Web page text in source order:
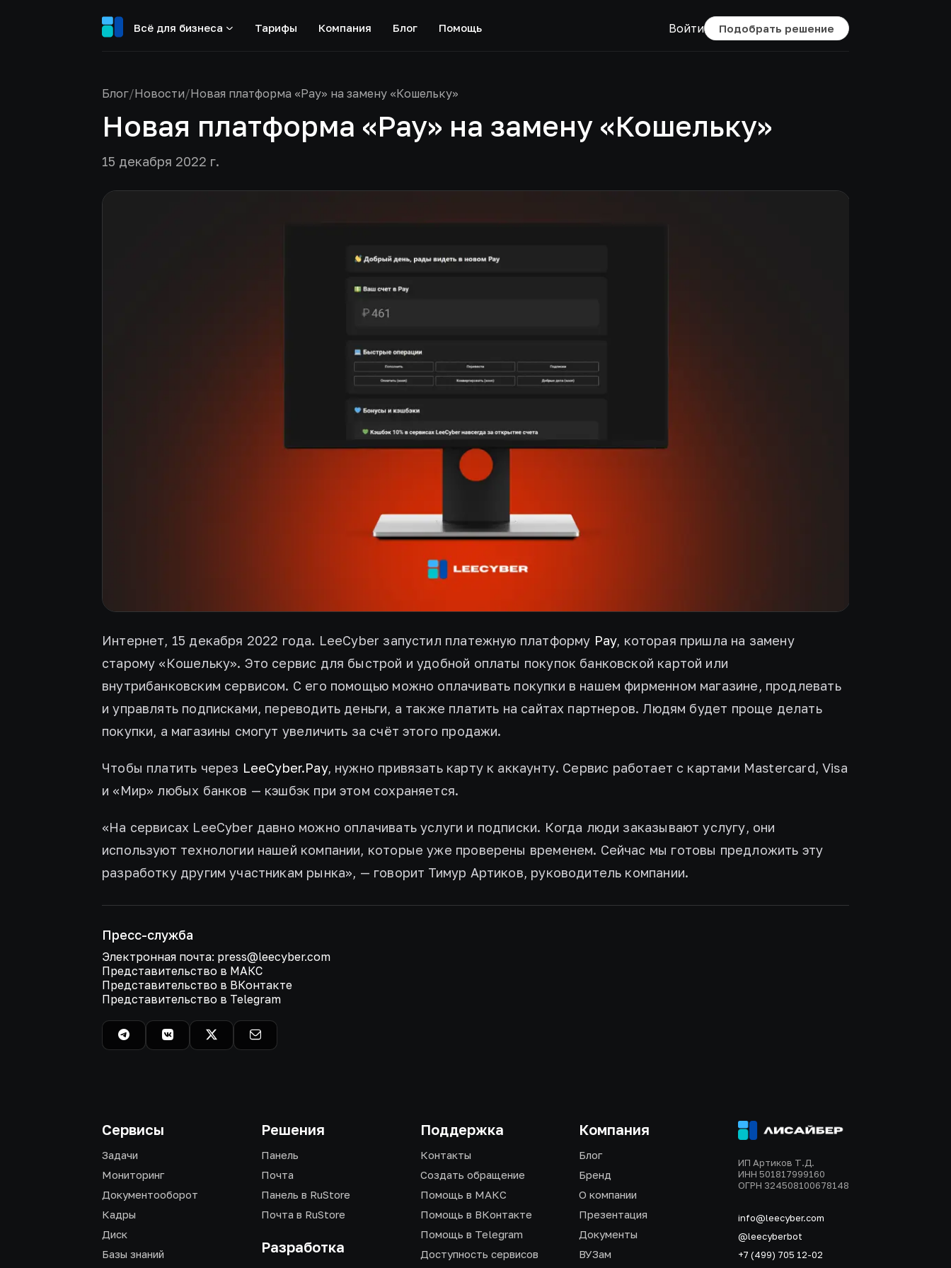
Всё для бизнеса Тарифы Компания Блог Помощь Войти Подобрать решение
Блог/Новости/Новая платформа «Pay» на замену «Кошельку»
Новая платформа «Pay» на замену «Кошельку»
15 декабря 2022 г.
Интернет, 15 декабря 2022 года. LeeCyber запустил платежную платформу Pay, которая пришла на замену
старому «Кошельку». Это сервис для быстрой и удобной оплаты покупок банковской картой или
внутрибанковским сервисом. С его помощью можно оплачивать покупки в нашем фирменном магазине, продлевать
и управлять подписками, переводить деньги, а также платить на сайтах партнеров. Людям будет проще делать
покупки, а магазины смогут увеличить за счёт этого продажи.
Чтобы платить через LeeCyber.Pay, нужно привязать карту к аккаунту. Сервис работает с картами Mastercard, Visa
и «Мир» любых банков — кэшбэк при этом сохраняется.
«На сервисах LeeCyber давно можно оплачивать услуги и подписки. Когда люди заказывают услугу, они
используют технологии нашей компании, которые уже проверены временем. Сейчас мы готовы предложить эту
разработку другим участникам рынка», — говорит Тимур Артиков, руководитель компании.
Пресс-служба
Электронная почта: press@leecyber.com
Представительство в МАКС
Представительство в ВКонтакте
Представительство в Telegram
Сервисы
Задачи
Мониторинг
Документооборот
Кадры
Диск
Базы знаний
Решения
Панель
Почта
Панель в RuStore
Почта в RuStore
Разработка
Поддержка
Контакты
Создать обращение
Помощь в МАКС
Помощь в ВКонтакте
Помощь в Telegram
Доступность сервисов
Компания
Блог
Бренд
О компании
Презентация
Документы
ВУЗам
ИП Артиков Т.Д.
ИНН 501817999160
ОГРН 324508100678148
info@leecyber.com
@leecyberbot
+7 (499) 705 12-02